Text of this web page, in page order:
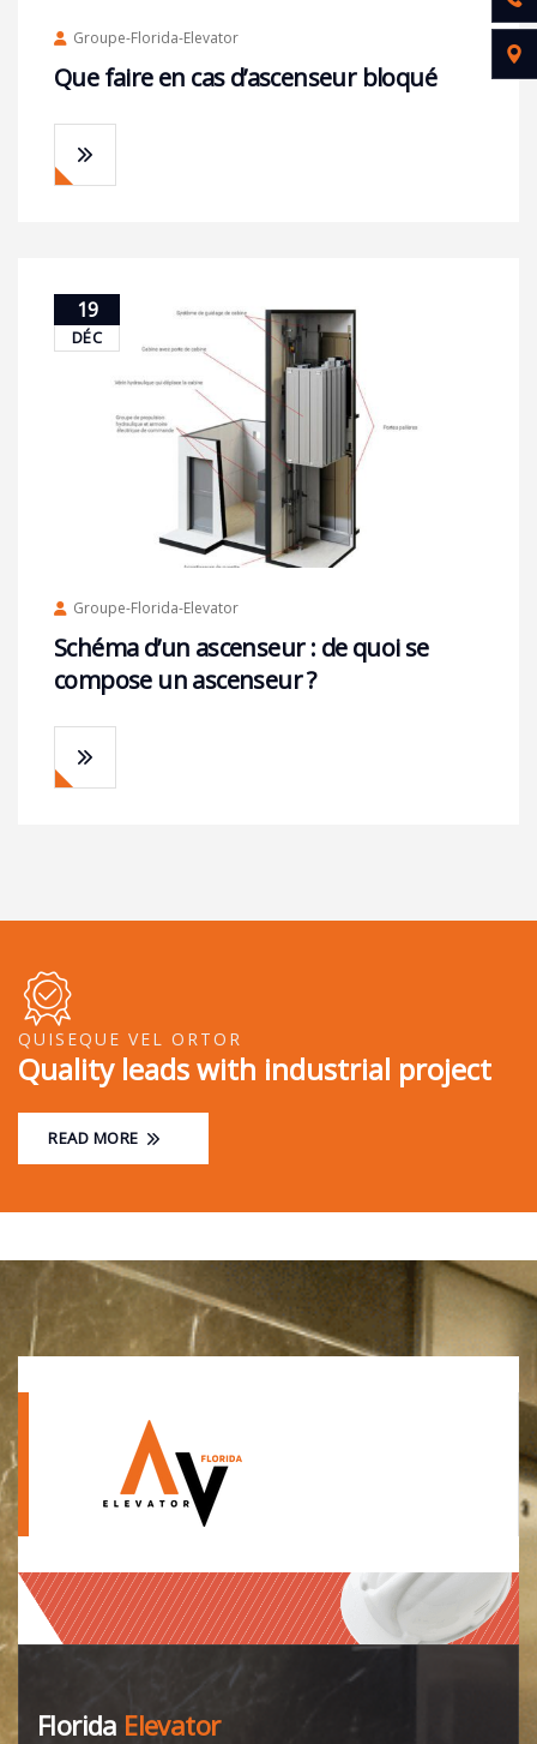
Groupe-Florida-Elevator
Que faire en cas d’ascenseur bloqué
19
DÉC
Groupe-Florida-Elevator
Schéma d’un ascenseur : de quoi se
compose un ascenseur ?
QUISEQUE VEL ORTOR
Quality leads with industrial project
READ MORE
Florida Elevator